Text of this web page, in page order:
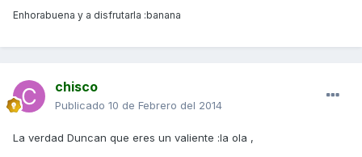
Enhorabuena y a disfrutarla :banana
chisco
Publicado 10 de Febrero del 2014
La verdad Duncan que eres un valiente :la ola ,